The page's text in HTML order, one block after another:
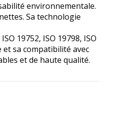
environnementale.
Sa technologie
19752, ISO 19798, ISO
sa compatibilité avec
et de haute qualité.